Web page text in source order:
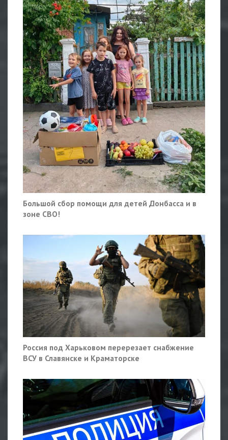
Большой сбор помощи для детей Донбасса и в
зоне СВО!
Россия под Харьковом перерезает снабжение
ВСУ в Славянске и Краматорске